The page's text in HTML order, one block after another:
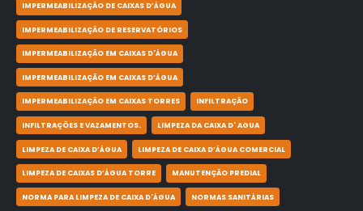
IMPERMEABILIZAÇÃO DE CAIXAS D’ÁGUA
IMPERMEABILIZAÇÃO DE RESERVATÓRIOS
IMPERMEABILIZAÇÃO EM CAIXAS D'ÁGUA
IMPERMEABILIZAÇÃO EM CAIXAS D’ÁGUA
IMPERMEABILIZAÇÃO EM CAIXAS TORRES INFILTRAÇÃO
INFILTRAÇÕES E VAZAMENTOS. LIMPEZA DA CAIXA D' AGUA
LIMPEZA DE CAIXA D’ÁGUA LIMPEZA DE CAIXA D’ÁGUA COMERCIAL
LIMPEZA DE CAIXAS D’ÁGUA TORRE MANUTENÇÃO PREDIAL
NORMA PARA LIMPEZA DE CAIXA D'ÁGUA NORMAS SANITÁRIAS